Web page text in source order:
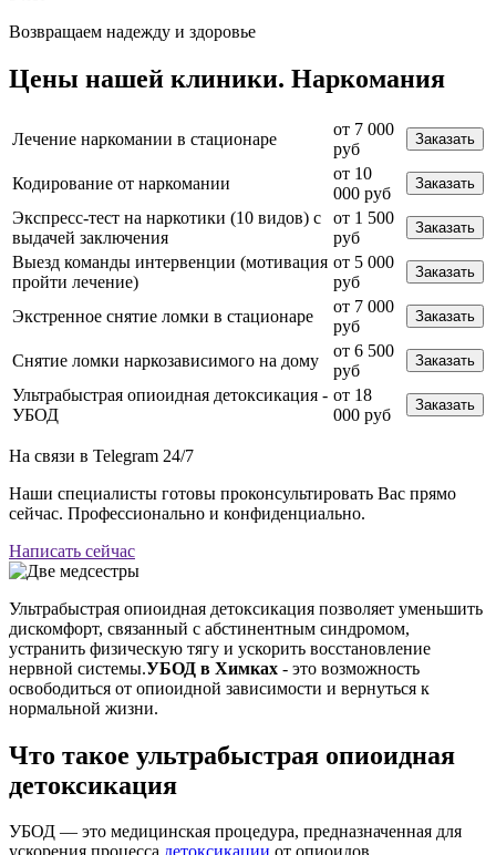
Возвращаем надежду и здоровье
Цены нашей клиники. Наркомания
Лечение наркомании в стационаре
от 7 000
руб
Заказать
Кодирование от наркомании
от 10
000 руб
Заказать
Экспресс-тест на наркотики (10 видов) с
выдачей заключения
от 1 500
руб
Заказать
Выезд команды интервенции (мотивация
пройти лечение)
от 5 000
руб
Заказать
Экстренное снятие ломки в стационаре
от 7 000
руб
Заказать
Снятие ломки наркозависимого на дому
от 6 500
руб
Заказать
Ультрабыстрая опиоидная детоксикация -
УБОД
от 18
000 руб
Заказать
На связи в Telegram 24/7
Наши специалисты готовы проконсультировать Вас прямо
сейчас. Профессионально и конфиденциально.
Написать сейчас
Ультрабыстрая опиоидная детоксикация позволяет уменьшить
дискомфорт, связанный с абстинентным синдромом,
устранить физическую тягу и ускорить восстановление
нервной системы.УБОД в Химках - это возможность
освободиться от опиоидной зависимости и вернуться к
нормальной жизни.
Что такое ультрабыстрая опиоидная
детоксикация
УБОД — это медицинская процедура, предназначенная для